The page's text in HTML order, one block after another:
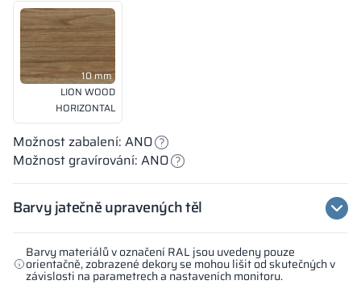
Barvy materiálů v označení RAL jsou uvedeny pouze
orientačně, zobrazené dekory se mohou lišit od skutečných v
závislosti na parametrech a nastaveních monitoru.
10 mm
LION WOOD
HORIZONTAL
Možnost zabalení: ANO
Možnost gravírování: ANO
Barvy jatečně upravených těl